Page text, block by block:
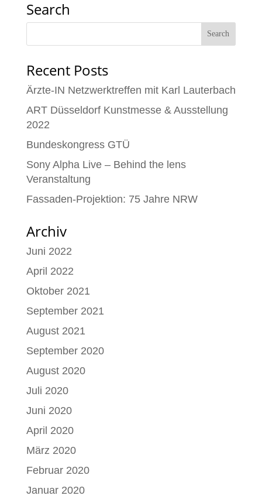
Search
Recent Posts
Ärzte-IN Netzwerktreffen mit Karl Lauterbach
ART Düsseldorf Kunstmesse & Ausstellung
2022
Bundeskongress GTÜ
Sony Alpha Live – Behind the lens
Veranstaltung
Fassaden-Projektion: 75 Jahre NRW
Archiv
Juni 2022
April 2022
Oktober 2021
September 2021
August 2021
September 2020
August 2020
Juli 2020
Juni 2020
April 2020
März 2020
Februar 2020
Januar 2020